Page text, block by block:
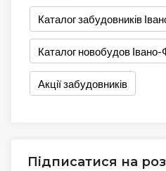
Каталог забудовників
Каталог новобудов Івано-
Акції забудовників
Підписатися на